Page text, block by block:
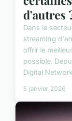
d'autres
Dans le
streaming
offrir le
possible.
Digital
5 janvier 2026